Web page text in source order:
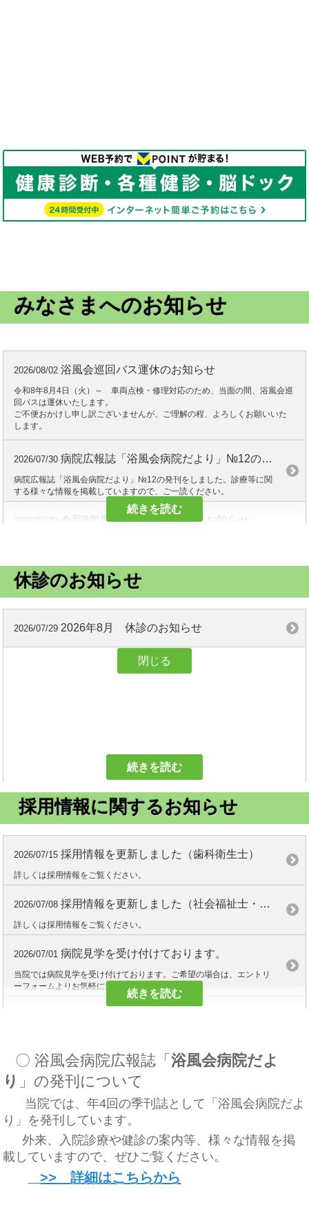
みなさまへのお知らせ
2026/08/02 浴風会巡回バス運休のお知らせ
令和8年8月4日（火）～ 車両点検・修理対応のため、当面の間、浴風会巡
回バスは運休いたします。
ご不便おかけし申し訳ございませんが、ご理解の程、よろしくお願いいた
します。
2026/07/30 病院広報誌「浴風会病院だより」№12の発刊について
病院広報誌「浴風会病院だより」№12の発刊をしました。診療等に関
する様々な情報を掲載していますので、ご一読ください。
2026/07/30 令和8年度 第2回公開講座のお知らせ
い。詳細はクリック。
MRI更新に伴う稼働停止のお知らせ
MRIの更新を実施いたします。その間、稼働を停止いたしますので、ご理解
病院広報誌「浴風会病院だより」№11の発刊について
令和8年4月より泌尿器科診療の担当医師が変更となりました。
ご理解の程、よろしくお願い申し上げます。
2026/03/11 【お知らせ】外来診療（皮膚科木曜日診療）の終了について
令和8年3月末にて、皮膚科木曜日診療が終了となりました。4月以降、
皮膚科の受診につきましては、金曜日午後にお越しください。
ご理解の程、よろしくお願い申し上げます。
杉並区・中野区における区民健診は、令和8年2月2日をもって予約の受付を
終了いたしました。
なお、世田谷区にお住まいの方は、引き続き予約を受け付けております。
ご理解のほどよろしくお願いいたします。
2026/01/30 病院広報誌「浴風会病院だより」№10の発刊について
病院広報誌「浴風会病院だより」№10の発刊をしました。診療等に関
する様々な情報を掲載していますので、ご一読ください。
した。
24時間いつでもご予約いただけますので、ぜひご活用ください。
当院ホームページ内「健診診断・各種健診」バナーよりお進みくださ
い。
※従来どおり、お電話でのご予約も承っております。
2025/10/29 病院広報誌「浴風会病院だより」№9の発刊について
病院広報誌「浴風会病院だより」№9の発刊をしました。診療等に関す
る様々な情報を掲載していますので、ご一読ください。
続きを読む
休診のお知らせ
2026/07/29 2026年8月 休診のお知らせ
続きを読む
閉じる
採用情報に関するお知らせ
2026/07/15 採用情報を更新しました（歯科衛生士）
詳しくは採用情報をご覧ください。
2026/07/08 採用情報を更新しました（社会福祉士・精神保健福祉士）
詳しくは採用情報をご覧ください。
2026/07/01 病院見学を受け付けております。
当院では病院見学を受け付けております。ご希望の場合は、エントリ
ーフォームよりお気軽にお問い合わせください。
2026/05/29 採用情報を更新しました（理学療法士・作業療法士）
詳しくは採用情報をご覧ください。
2026/02/25 採用情報を更新しました（企画経理）
詳しくは採用情報をご覧ください。
2025/01/01 求職活動をされている皆様へ（重要なお知らせ）
社会福祉法人浴風会では、紹介会社等を経由しない直接ご応募いただ
続きを読む
〇 浴風会病院広報誌「浴風会病院だよ
り 」の発刊について
当院では、年4回の季刊誌として「浴風会病院だよ
り」を発刊しています。
外来、入院診療や健診の案内等、様々な情報を掲
載していますので、ぜひご覧ください。
>> 詳細はこちらから